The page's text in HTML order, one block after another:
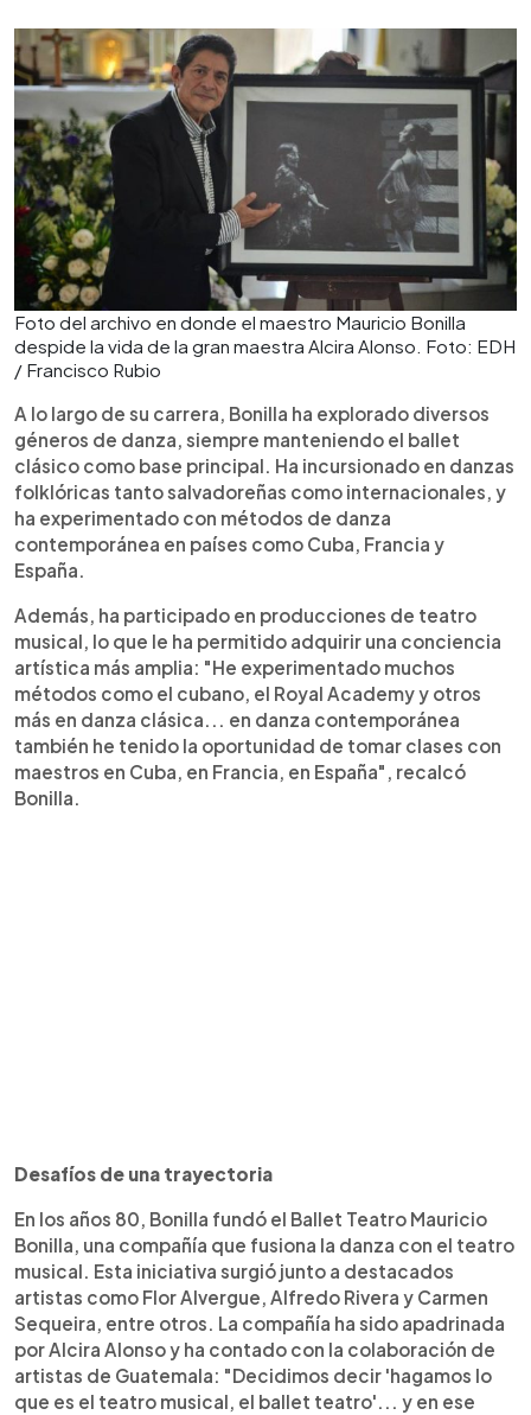
Foto del archivo en donde el maestro Mauricio Bonilla
despide la vida de la gran maestra Alcira Alonso. Foto: EDH
/ Francisco Rubio
A lo largo de su carrera, Bonilla ha explorado diversos
géneros de danza, siempre manteniendo el ballet
clásico como base principal. Ha incursionado en danzas
folklóricas tanto salvadoreñas como internacionales, y
ha experimentado con métodos de danza
contemporánea en países como Cuba, Francia y
España.
Además, ha participado en producciones de teatro
musical, lo que le ha permitido adquirir una conciencia
artística más amplia: "He experimentado muchos
métodos como el cubano, el Royal Academy y otros
más en danza clásica... en danza contemporánea
también he tenido la oportunidad de tomar clases con
maestros en Cuba, en Francia, en España", recalcó
Bonilla.
Desafíos de una trayectoria
En los años 80, Bonilla fundó el Ballet Teatro Mauricio
Bonilla, una compañía que fusiona la danza con el teatro
musical. Esta iniciativa surgió junto a destacados
artistas como Flor Alvergue, Alfredo Rivera y Carmen
Sequeira, entre otros. La compañía ha sido apadrinada
por Alcira Alonso y ha contado con la colaboración de
artistas de Guatemala: "Decidimos decir 'hagamos lo
que es el teatro musical, el ballet teatro'... y en ese